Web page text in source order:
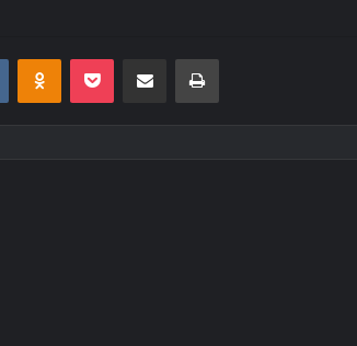
VKontakteOdnoklassniki
Pocket E-Posta ile paylaş Yazdır